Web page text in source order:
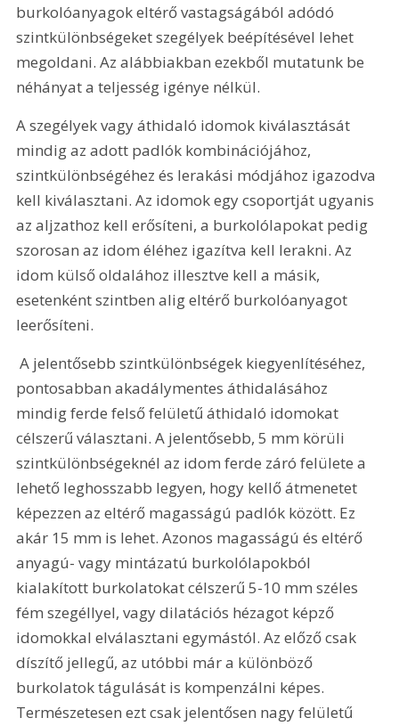
burkolóanyagok eltérő vastagságából adódó
szintkülönbségeket szegélyek beépítésével lehet
megoldani. Az alábbiakban ezekből mutatunk be
néhányat a teljesség igénye nélkül.
A szegélyek vagy áthidaló idomok kiválasztását
mindig az adott padlók kombinációjához,
szintkülönbségéhez és lerakási módjához igazodva
kell kiválasztani. Az idomok egy csoportját ugyanis
az aljzathoz kell erősíteni, a burkolólapokat pedig
szorosan az idom éléhez igazítva kell lerakni. Az
idom külső oldalához illesztve kell a másik,
esetenként szintben alig eltérő burkolóanyagot
leerősíteni.
A jelentősebb szintkülönbségek kiegyenlítéséhez,
pontosabban akadálymentes áthidalásához
mindig ferde felső felületű áthidaló idomokat
célszerű választani. A jelentősebb, 5 mm körüli
szintkülönbségeknél az idom ferde záró felülete a
lehető leghosszabb legyen, hogy kellő átmenetet
képezzen az eltérő magasságú padlók között. Ez
akár 15 mm is lehet. Azonos magasságú és eltérő
anyagú- vagy mintázatú burkolólapokból
kialakított burkolatokat célszerű 5-10 mm széles
fém szegéllyel, vagy dilatációs hézagot képző
idomokkal elválasztani egymástól. Az előző csak
díszítő jellegű, az utóbbi már a különböző
burkolatok tágulását is kompenzálni képes.
Természetesen ezt csak jelentősen nagy felületű